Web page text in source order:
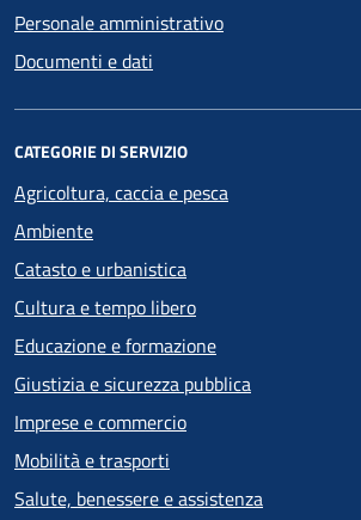
Personale amministrativo
Documenti e dati
CATEGORIE DI SERVIZIO
Agricoltura, caccia e pesca
Ambiente
Catasto e urbanistica
Cultura e tempo libero
Educazione e formazione
Giustizia e sicurezza pubblica
Imprese e commercio
Mobilità e trasporti
Salute, benessere e assistenza